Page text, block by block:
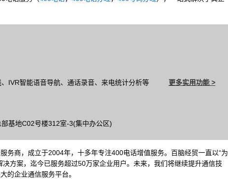
IVR智能语音导航、通话录音、来电统计分析等
更多实用功能 >
基地C02号楼312室-3(集中办公区)
务商，成立于2004年，十多年专注400电话增值服务。百脑经贸一直以“为
方案，迄今已服务超过50万家企业用户。未来，我们将继续提升通信技
的企业通信服务平台。